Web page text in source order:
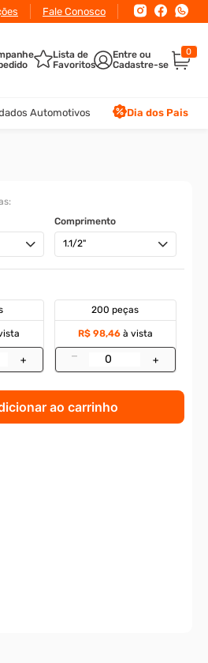
Fale Conosco
Lista de
Favoritos
0
Automotivos Dia dos Pais
Comprimento
1.1/2"
+
200 peças
R$ 98,46à vista
– +
ao carrinho